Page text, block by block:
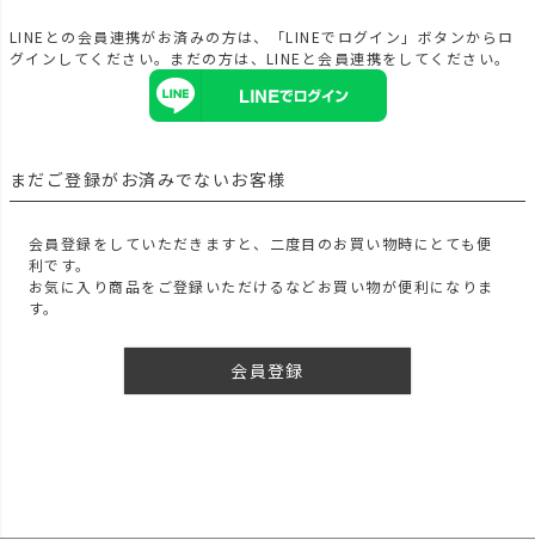
LINEとの会員連携がお済みの方は、「LINEでログイン」ボタンからロ
グインしてください。まだの方は、LINEと会員連携をしてください。
まだご登録がお済みでないお客様
会員登録をしていただきますと、二度目のお買い物時にとても便
利です。
お気に入り商品をご登録いただけるなどお買い物が便利になりま
す。
会員登録